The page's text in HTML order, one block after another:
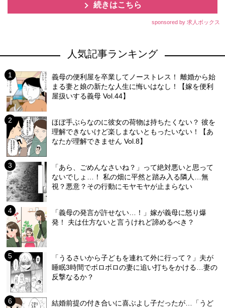
続きはこちら
sponsored by 求人ボックス
人気記事ランキング
義母の便利屋を卒業してノーストレス！ 離婚から始
まる妻と娘の新たな人生に悔いはなし！【嫁を便利
屋扱いする義母 Vol.44】
ほぼ手ぶらなのに彼女の荷物は持ちたくない？ 彼を
理解できないけど楽しまないともったいない！【あ
なたが理解できません Vol.8】
「あら、ごめんなさいね？」って絶対悪いと思って
ないでしょ…！ 私の畑に平然と踏み入る隣人…無
視？悪意？その行動にモヤモヤが止まらない
「義母の発言が許せない…！」嫁が義母に怒り爆
発！ 夫は仕方ないと言うけれど諦めるべき？
「うるさいから子どもを連れて外に行って？」夫が
睡眠3時間でボロボロの妻に追い打ちをかける…妻の
反撃なるか？
結婚前提の付き合いに喜ぶよし子だったが…「うど